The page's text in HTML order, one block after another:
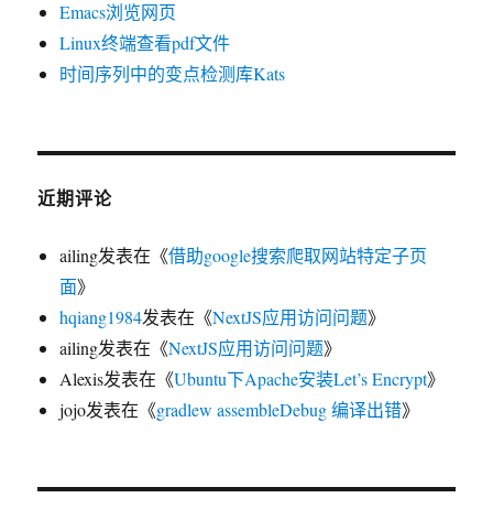
Emacs浏览网页
Linux终端查看pdf文件
时间序列中的变点检测库Kats
近期评论
ailing发表在《借助google搜索爬取网站特定子页
面》
hqiang1984发表在《NextJS应用访问问题》
ailing发表在《NextJS应用访问问题》
Alexis发表在《Ubuntu下Apache安装Let’s Encrypt》
jojo发表在《gradlew assembleDebug 编译出错》